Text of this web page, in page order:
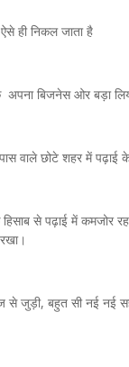
ही निकल जाता है
बिजनेस ओर बड़ा
पास वाले छोटे शहर में
से पढ़ाई में कमजोर
से जुड़ी, बहुत सी नई नई
,